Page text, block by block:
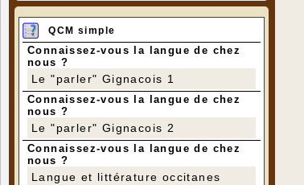
QCM simple
Connaissez-vous la langue de chez
nous ?
Le "parler" Gignacois 1
Connaissez-vous la langue de chez
nous ?
Le "parler" Gignacois 2
Connaissez-vous la langue de chez
nous ?
Langue et littérature occitanes